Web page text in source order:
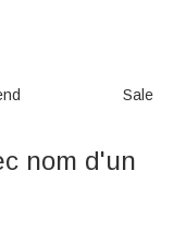
Sale
nom d'un